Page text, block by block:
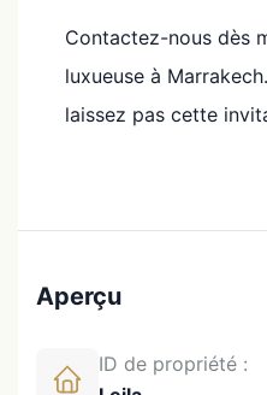
Contactez-nous dès
luxueuse à
laissez pas cette
Aperçu
ID de propriété :